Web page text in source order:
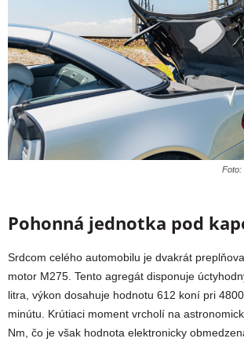
Foto:
Pohonná jednotka pod
Srdcom celého automobilu je dvakrát
motor M275. Tento agregát disponuje
litra, výkon dosahuje hodnotu 612 koní pri
minútu. Krútiaci moment vrcholí na
Nm, čo je však hodnota elektronicky